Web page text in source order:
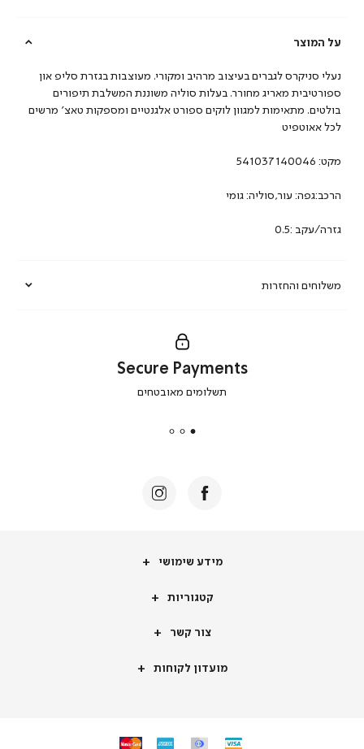
על המוצר
משלוחים והחזרות
נעלי סניקרס לגברים בעיצוב מרהיב ומקורי. מעוצבות בגזרת סליפ און
ספורטיבית מאריג מחורר. בעלות סוליה משוננת המשלבת תיפורים
בולטים. מתאימות למגוון לוקים ספורט אלגנטיים ומספקות טאצ’ מרשים
לכל אאוטפיט
מקט: 541037140046
הרכב:גפה: עור,סוליה: גומי
גזרה/עקב :0.5
secure
Secure Payments
תשלומים מאובטחים
מידע
מידע שימושי
קטגוריותקטגוריות
צור
צור קשר
מועדון
מועדון לקוחות